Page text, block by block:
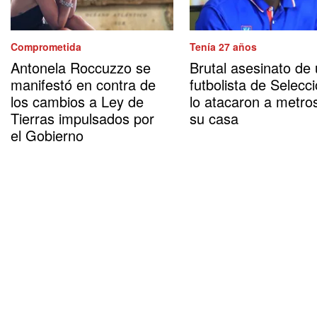
Comprometida
Antonela Roccuzzo se
manifestó en contra de
los cambios a Ley de
Tierras impulsados por
el Gobierno
Tenía 27 años
Brutal asesinato de
futbolista de
lo atacaron a
su casa